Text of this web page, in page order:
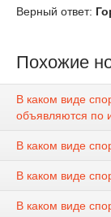
Верный ответ:
Похожие
В каком виде
объявляются по
В каком виде
В каком виде
В каком виде